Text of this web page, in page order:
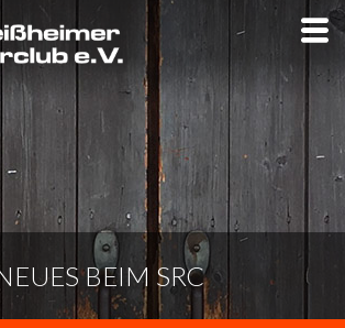
BEIM SRC